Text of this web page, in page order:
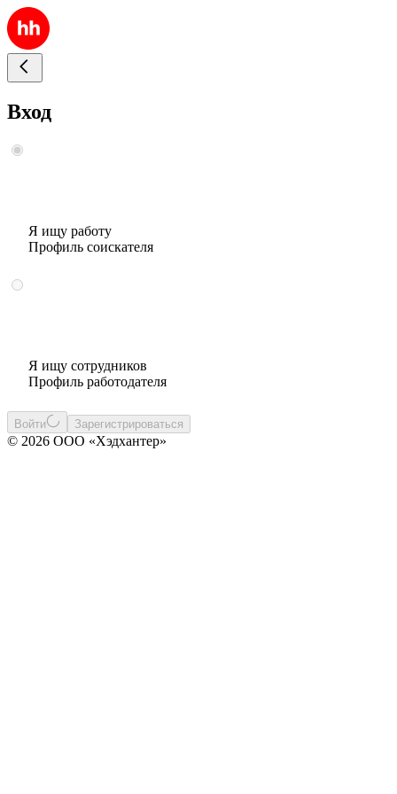
Вход
Я ищу работу
Профиль соискателя
Я ищу сотрудников
Профиль работодателя
Войти Зарегистрироваться
© 2026 ООО «Хэдхантер»